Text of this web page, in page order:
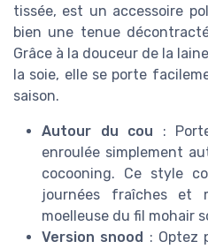
tissée, est un accessoire
bien une tenue
Grâce à la douceur de la
la soie, elle se porte
saison.
Autour du cou :
enroulée simplement
cocooning. Ce style
journées fraîches et
moelleuse du fil mohair
Version snood : Optez